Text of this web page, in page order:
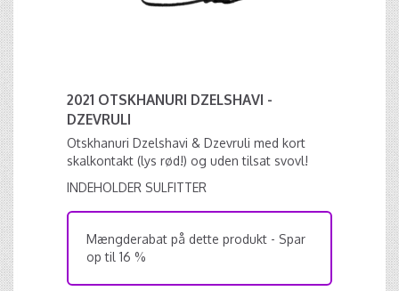
2021 OTSKHANURI DZELSHAVI -
DZEVRULI
Otskhanuri Dzelshavi & Dzevruli med kort
skalkontakt (lys rød!) og uden tilsat svovl!
INDEHOLDER SULFITTER
Mængderabat på dette produkt - Spar
op til 16 %